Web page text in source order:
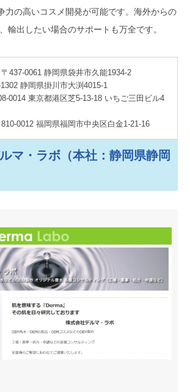
力の高いコスメ開発が可能です。海外からの
輸出したい場合のサポートも万全です。
437-0061 静岡県袋井市久能1934-2
静岡県掛川市大渕4015-1
0014 東京都港区芝5-13-18 いちご三田ビル4
福岡県福岡市中央区白金1‐21‐16
マ・ラボ（本社：静岡県静岡